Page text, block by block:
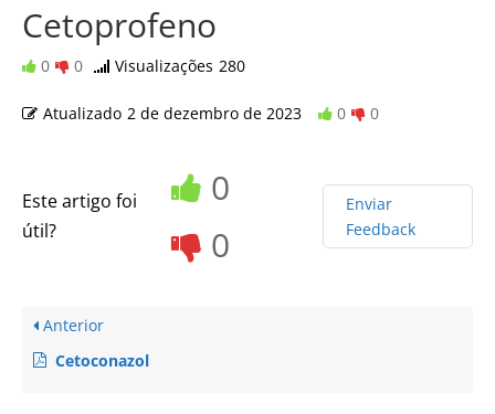
Cetoprofeno
0 0 Visualizações 280
Atualizado 2 de dezembro de 2023 0 0
Este artigo foi
útil?
0
0
Enviar
Feedback
Anterior
Cetoconazol